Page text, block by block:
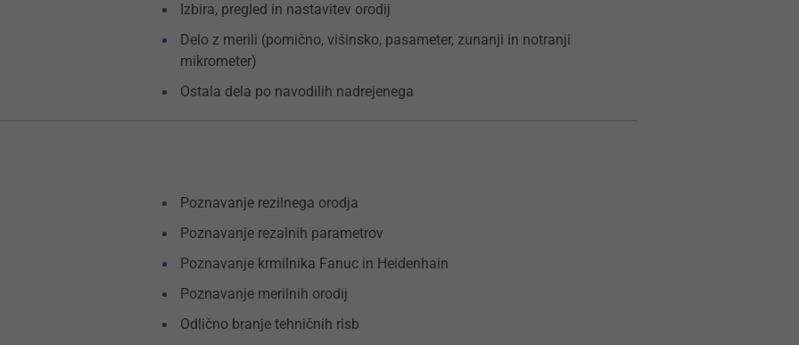
Izbira, pregled in nastavitev orodij
Delo z merili (pomično, višinsko, pasameter, zunanji in notranji
mikrometer)
Ostala dela po navodilih nadrejenega
Poznavanje rezilnega orodja
Poznavanje rezalnih parametrov
Poznavanje krmilnika Fanuc in Heidenhain
Poznavanje merilnih orodij
Odlično branje tehničnih risb